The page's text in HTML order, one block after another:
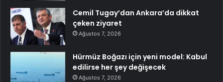
Cemil Tugay’dan Ankara’da dikkat
çeken ziyaret
Ağustos 7, 2026
Hürmüz Boğazı için yeni model: Kabul
edilirse her şey değişecek
Ağustos 7, 2026